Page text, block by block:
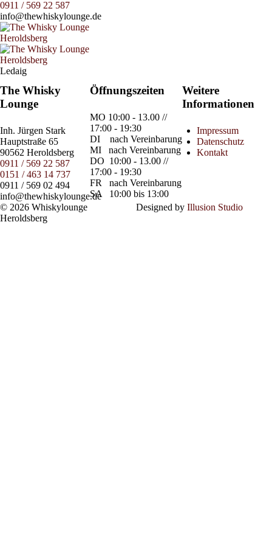
0911 / 569 22 587
info@thewhiskylounge.de
Ledaig
The Whisky
Lounge
Inh. Jürgen Stark
Hauptstraße 65
90562 Heroldsberg
0911 / 569 22 587
0151 / 463 14 737
0911 / 569 02 494
info@thewhiskylounge.de
Öffnungszeiten
MO 10:00 - 13.00 //
17:00 - 19:30
DI
nach Vereinbarung
MI
nach Vereinbarung
DO 10:00 - 13.00 //
17:00 - 19:30
FR
nach Vereinbarung
SA
10:00 bis 13:00
Weitere
Informationen
Impressum
Datenschutz
Kontakt
© 2026 Whiskylounge
Heroldsberg
Designed by Illusion Studio